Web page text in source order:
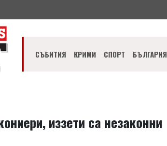
СЪБИТИЯ КРИМИ СПОРТ БЪЛГАРИЯ
иззети са незаконни